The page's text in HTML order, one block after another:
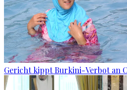
Gericht kippt Burkini-Verbot an